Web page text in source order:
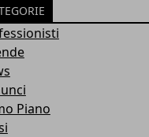
Piano